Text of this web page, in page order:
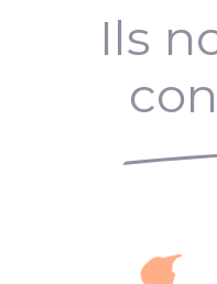
Ils